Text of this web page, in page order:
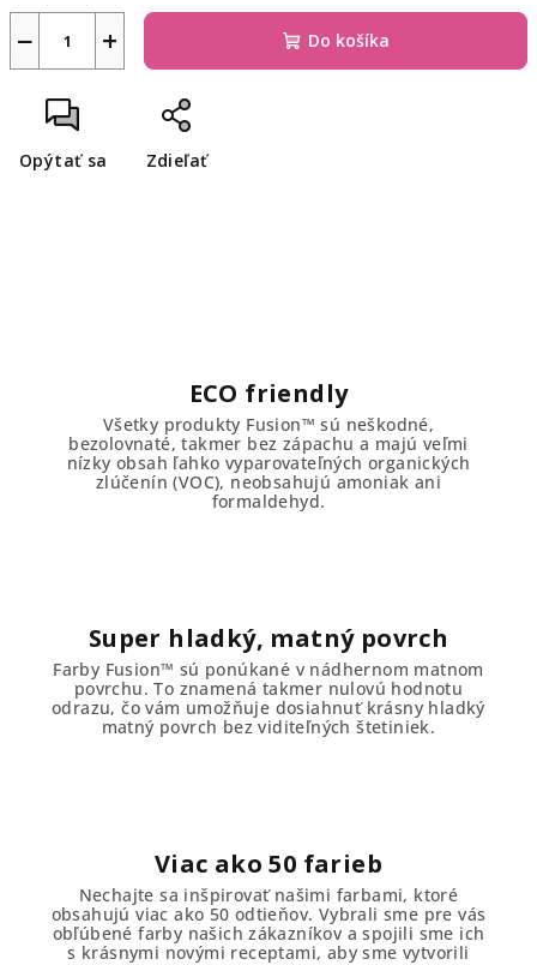
+
− Do košíka
Opýtať sa Zdieľať
ECO friendly
Všetky produkty Fusion™ sú neškodné,
bezolovnaté, takmer bez zápachu a majú veľmi
nízky obsah ľahko vyparovateľných organických
zlúčenín (VOC), neobsahujú amoniak ani
formaldehyd.
Super hladký, matný povrch
Farby Fusion™ sú ponúkané v nádhernom matnom
povrchu. To znamená takmer nulovú hodnotu
odrazu, čo vám umožňuje dosiahnuť krásny hladký
matný povrch bez viditeľných štetiniek.
Viac ako 50 farieb
Nechajte sa inšpirovať našimi farbami, ktoré
obsahujú viac ako 50 odtieňov. Vybrali sme pre vás
obľúbené farby našich zákazníkov a spojili sme ich
s krásnymi novými receptami, aby sme vytvorili